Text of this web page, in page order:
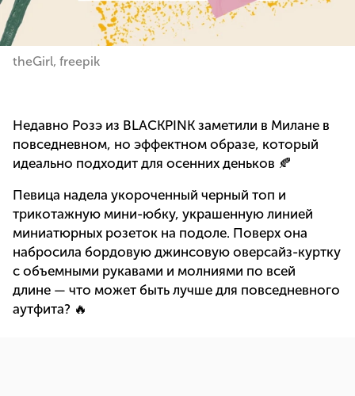
theGirl, freepik
Недавно Розэ из BLACKPINK заметили в Милане в
повседневном, но эффектном образе, который
идеально подходит для осенних деньков 🍂
Певица надела укороченный черный топ и
трикотажную мини-юбку, украшенную линией
миниатюрных розеток на подоле. Поверх она
набросила бордовую джинсовую оверсайз-куртку
с объемными рукавами и молниями по всей
длине — что может быть лучше для повседневного
аутфита? 🔥